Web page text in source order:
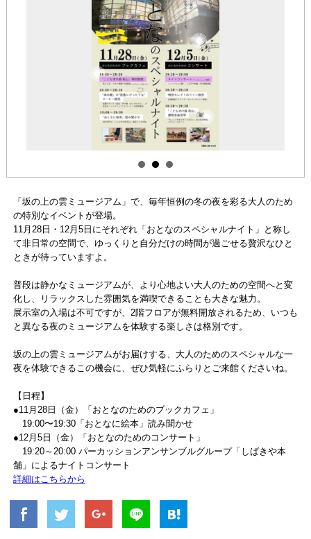
「坂の上の雲ミュージアム」で、毎年恒例の冬の夜を彩る大人のため
の特別なイベントが登場。
11月28日・12月5日にそれぞれ「おとなのスペシャルナイト」と称し
て非日常の空間で、ゆっくりと自分だけの時間が過ごせる贅沢なひと
ときが待っていますよ。
普段は静かなミュージアムが、より心地よい大人のための空間へと変
化し、リラックスした雰囲気を満喫できることも大きな魅力。
展示室の入場は不可ですが、2階フロアが無料開放されるため、いつも
と異なる夜のミュージアムを体験する楽しさは格別です。
坂の上の雲ミュージアムがお届けする、大人のためのスペシャルな一
夜を体験できるこの機会に、ぜひ気軽にふらりとご来館くださいね。
【日程】
●11月28日（金）「おとなのためのブックカフェ」
19:00〜19:30「おとなに絵本」読み聞かせ
●12月5日（金）「おとなのためのコンサート」
19:20～20:00 パーカッションアンサンブルグループ「しばきや本
舗」によるナイトコンサート
詳細はこちらから